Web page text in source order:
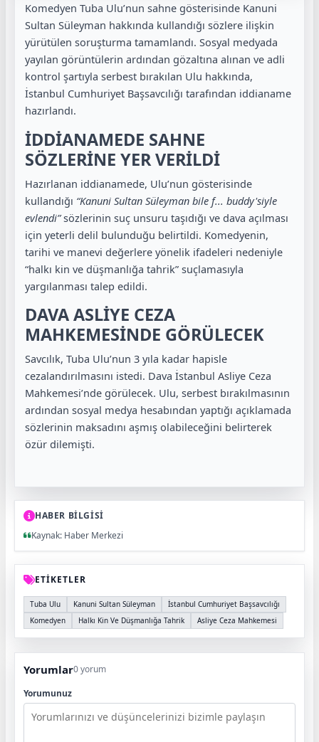
Komedyen Tuba Ulu’nun sahne gösterisinde Kanuni
Sultan Süleyman hakkında kullandığı sözlere ilişkin
yürütülen soruşturma tamamlandı. Sosyal medyada
yayılan görüntülerin ardından gözaltına alınan ve adli
kontrol şartıyla serbest bırakılan Ulu hakkında,
İstanbul Cumhuriyet Başsavcılığı tarafından iddianame
hazırlandı.
İDDİANAMEDE SAHNE
SÖZLERİNE YER VERİLDİ
Hazırlanan iddianamede, Ulu’nun gösterisinde
kullandığı “Kanuni Sultan Süleyman bile f... buddy'siyle
evlendi”sözlerinin suç unsuru taşıdığı ve dava açılması
için yeterli delil bulunduğu belirtildi. Komedyenin,
tarihi ve manevi değerlere yönelik ifadeleri nedeniyle
“halkı kin ve düşmanlığa tahrik” suçlamasıyla
yargılanması talep edildi.
DAVA ASLİYE CEZA
MAHKEMESİNDE GÖRÜLECEK
Savcılık, Tuba Ulu’nun 3 yıla kadar hapisle
cezalandırılmasını istedi. Dava İstanbul Asliye Ceza
Mahkemesi’nde görülecek. Ulu, serbest bırakılmasının
ardından sosyal medya hesabından yaptığı açıklamada
sözlerinin maksadını aşmış olabileceğini belirterek
özür dilemişti.
HABER BİLGİSİ
Kaynak: Haber Merkezi
ETİKETLER
Tuba Ulu Kanuni Sultan Süleyman
İstanbul Cumhuriyet Başsavcılığı
Komedyen
Halkı Kin Ve Düşmanlığa Tahrik Asliye Ceza Mahkemesi
Yorumlar0 yorum
Yorumunuz